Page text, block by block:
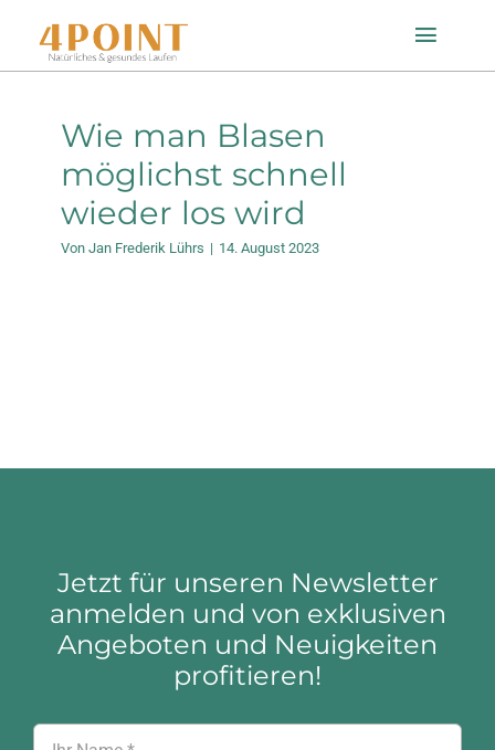
Inhalt
Toggle
Startseite
Einlagenfinder
Wie man Blasen
möglichst schnell
wieder los wird
Von Jan Frederik Lührs | 14. August 2023
Jetzt für unseren Newsletter
anmelden und von exklusiven
Angeboten und Neuigkeiten
profitieren!